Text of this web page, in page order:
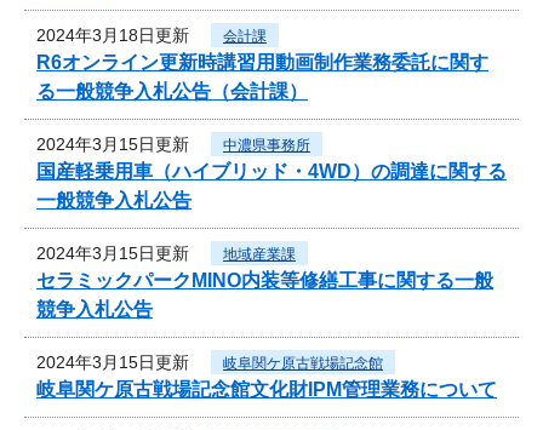
2024年3月18日更新 会計課
R6オンライン更新時講習用動画制作業務委託に関す
る一般競争入札公告（会計課）
2024年3月15日更新 中濃県事務所
国産軽乗用車（ハイブリッド・4WD）の調達に関する
一般競争入札公告
2024年3月15日更新 地域産業課
セラミックパークMINO内装等修繕工事に関する一般
競争入札公告
2024年3月15日更新 岐阜関ケ原古戦場記念館
岐阜関ケ原古戦場記念館文化財IPM管理業務について